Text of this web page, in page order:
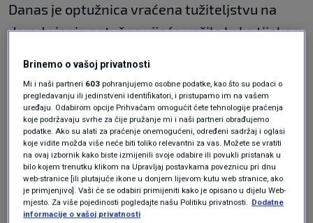
Danas je optužnica vraćena tužiteljstvu na
doradu jer je optužno vijeće uočilo kako tijekom
Gološčapov, za kojeg su mediji pisali da je bio
maser ruskog predsjednikaVladimira Putina
Inače, dio novca od ukupno sumnjivo
isplaćenih nešto manje od 100 tisuća eura,
završio je navodno kod samog Gološčapova,
dio kod majke Vlaste Pavić, a najveći dio
iskorišten je, prema optužnici, za uređenje tri
Brinemo o vašoj privatnosti
Mi i naši partneri 603 pohranjujemo osobne podatke, kao što su podaci o
pregledavanju ili jedinstveni identifikatori, i pristupamo im na vašem
uređaju. Odabirom opcije Prihvaćam omogućit ćete tehnologije praćenja
koje podržavaju svrhe za čije pružanje mi i naši partneri obrađujemo
podatke. Ako su alati za praćenje onemogućeni, određeni sadržaj i oglasi
koje vidite možda više neće biti toliko relevantni za vas. Možete se vratiti
na ovaj izbornik kako biste izmijenili svoje odabire ili povukli pristanak u
bilo kojem trenutku klikom na Upravljaj postavkama poveznicu pri dnu
web-stranice [ili plutajuće ikone u donjem lijevom kutu web stranice, ako
je primjenjivo]. Vaši će se odabiri primijeniti kako je opisano u dijelu Web-
mjesto. Za više pojedinosti pogledajte našu Politiku privatnosti. Dodatne
informacije o vašoj privatnosti